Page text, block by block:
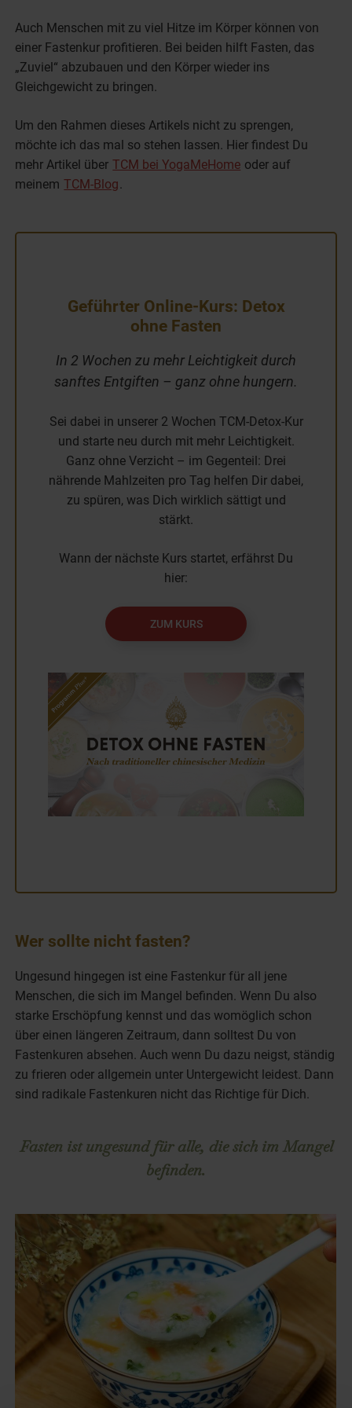
Auch Menschen mit zu viel Hitze im Körper können von
einer Fastenkur profitieren. Bei beiden hilft Fasten, das
„Zuviel“ abzubauen und den Körper wieder ins
Gleichgewicht zu bringen.
Um den Rahmen dieses Artikels nicht zu sprengen,
möchte ich das mal so stehen lassen. Hier findest Du
mehr Artikel über TCM bei YogaMeHome oder auf
meinem TCM-Blog.
Geführter Online-Kurs: Detox
ohne Fasten
In 2 Wochen zu mehr Leichtigkeit durch
sanftes Entgiften – ganz ohne hungern.
Sei dabei in unserer 2 Wochen TCM-Detox-Kur
und starte neu durch mit mehr Leichtigkeit.
Ganz ohne Verzicht – im Gegenteil: Drei
nährende Mahlzeiten pro Tag helfen Dir dabei,
zu spüren, was Dich wirklich sättigt und
stärkt.
Wann der nächste Kurs startet, erfährst Du
hier:
ZUM KURS
Wer sollte nicht fasten?
Ungesund hingegen ist eine Fastenkur für all jene
Menschen, die sich im Mangel befinden. Wenn Du also
starke Erschöpfung kennst und das womöglich schon
über einen längeren Zeitraum, dann solltest Du von
Fastenkuren absehen. Auch wenn Du dazu neigst, ständig
zu frieren oder allgemein unter Untergewicht leidest. Dann
sind radikale Fastenkuren nicht das Richtige für Dich.
Fasten ist ungesund für alle, die sich im Mangel
befinden.